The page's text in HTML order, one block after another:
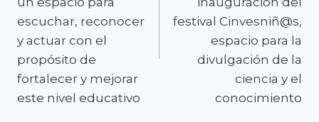
escuchar, reconocer
y actuar con el
propósito de
fortalecer y mejorar
este nivel educativo
festival Cinvesniñ@s,
espacio para la
divulgación de la
ciencia y el
conocimiento